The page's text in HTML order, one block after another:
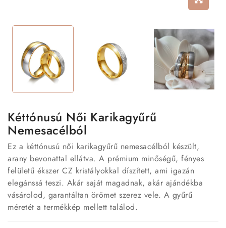
Kéttónusú Női Karikagyűrű
Nemesacélból
Ez a kéttónusú női karikagyűrű nemesacélból készült,
arany bevonattal ellátva. A prémium minőségű, fényes
felületű ékszer CZ kristályokkal díszített, ami igazán
elegánssá teszi. Akár saját magadnak, akár ajándékba
vásárolod, garantáltan örömet szerez vele. A gyűrű
méretét a termékkép mellett találod.